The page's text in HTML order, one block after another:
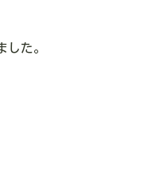
た。